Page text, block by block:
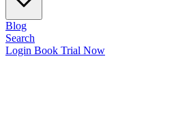
Blog
Search
Login Book Trial Now